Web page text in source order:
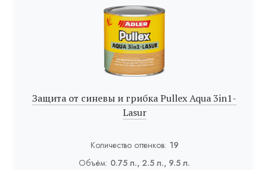
Защита от синевы и грибка Pullex Aqua 3in1-
Lasur
Количество оттенков: 19
Объём: 0.75 л., 2.5 л., 9.5 л.